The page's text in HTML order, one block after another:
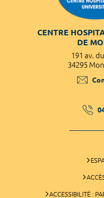
CENTRE
DE
191 av.
34295
ACCESSIBILITÉ :